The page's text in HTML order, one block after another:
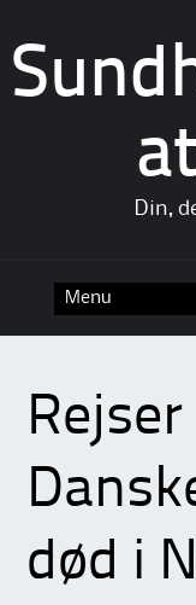
Din,
Rejser
død i